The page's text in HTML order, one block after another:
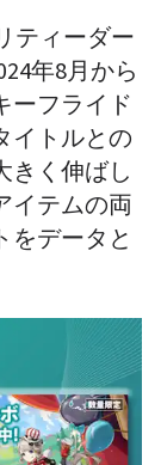
ティーダー
年8月から
ーフライド
イトルとの
きく伸ばし
イテムの両
をデータと